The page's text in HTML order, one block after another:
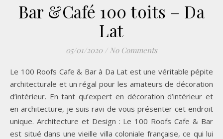
Bar &Café 100 toits – Da
Lat
05/01/2020 / No Comments
Le 100 Roofs Cafe & Bar à Da Lat est une véritable pépite
architecturale et un régal pour les amateurs de décoration
d’intérieur. En tant qu’expert en décoration d’intérieur et
en architecture, je suis ravi de vous présenter cet endroit
unique. Architecture et Design : Le 100 Roofs Cafe & Bar
est situé dans une vieille villa coloniale française, ce qui lui